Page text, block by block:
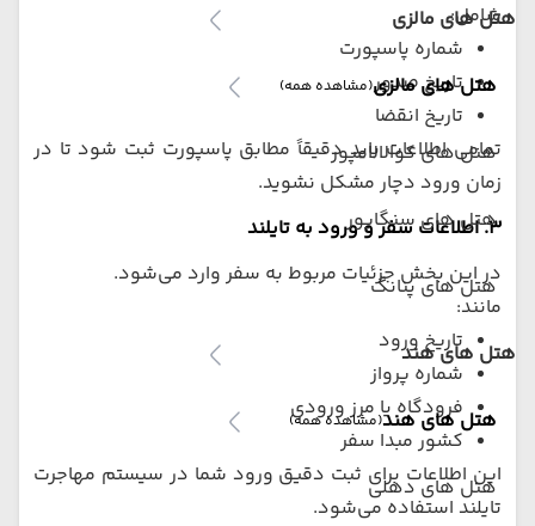
هتل های مالزی
هتل های مالزی(مشاهده همه)
هنل های کوالالامپور
هتل های سنگاپور
هتل های پنانگ
هتل های هند
هتل های هند(مشاهده همه)
هتل های دهلی
شامل:
شماره پاسپورت
تاریخ صدور
تاریخ انقضا
تمامی اطلاعات باید دقیقاً مطابق پاسپورت ثبت شود تا در
زمان ورود دچار مشکل نشوید.
۳. اطلاعات سفر و ورود به تایلند
در این بخش جزئیات مربوط به سفر وارد می‌شود.
مانند:
تاریخ ورود
شماره پرواز
فرودگاه یا مرز ورودی
کشور مبدا سفر
این اطلاعات برای ثبت دقیق ورود شما در سیستم مهاجرت
تایلند استفاده می‌شود.